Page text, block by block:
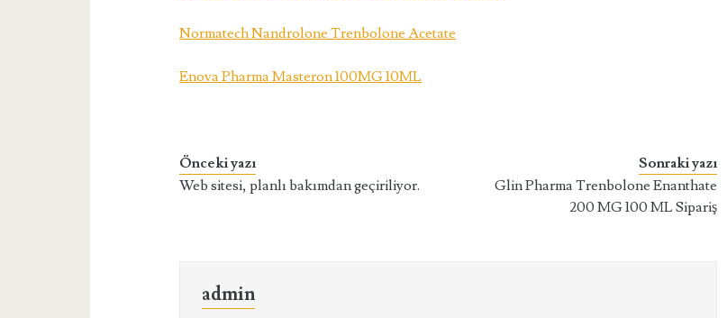
Normatech Nandrolone Trenbolone Acetate
Enova Pharma Masteron 100MG 10ML
Önceki yazı
Web sitesi, planlı bakımdan geçiriliyor.
Sonraki yazı
Glin Pharma Trenbolone Enanthate
200 MG 100 ML Sipariş
admin